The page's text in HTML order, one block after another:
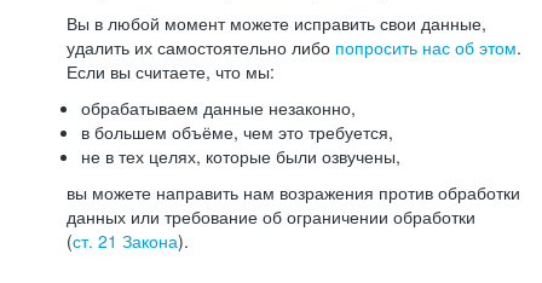
Вы в любой момент можете исправить свои данные,
удалить их самостоятельно либо попросить нас об этом.
Если вы считаете, что мы:
обрабатываем данные незаконно,
в большем объёме, чем это требуется,
не в тех целях, которые были озвучены,
вы можете направить нам возражения против обработки
данных или требование об ограничении обработки
(ст. 21 Закона).